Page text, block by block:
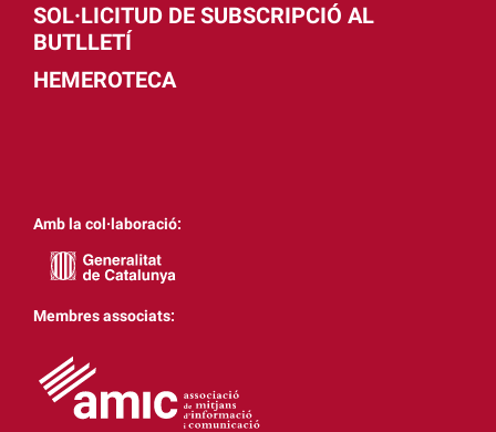
SOL·LICITUD DE SUBSCRIPCIÓ AL
BUTLLETÍ
HEMEROTECA
Amb la col·laboració:
Membres associats: